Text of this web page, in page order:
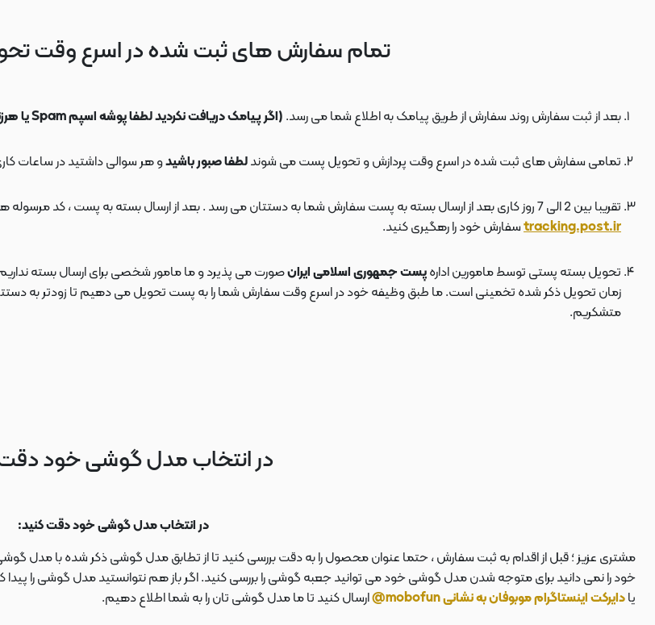
تمام سفارش های ثبت شده در اسرع وقت
بعد از ثبت سفارش روند سفارش از طریق پیامک به اطلاع شما می رسد. (اگر پیامک دریافت نکردید لطفا پوشه اسپم Spam یا هرزنامه گوشی خود را چک کنید)
تمامی سفارش های ثبت شده در اسرع وقت پردازش و تحویل پست می شوندلطفا صبور باشیدو هر سوالی داشتید در ساعات
تقریبا بین 2 الی 7 روز کاری بعد از ارسال بسته به پست سفارش شما به دستتان می رسد . بعد از ارسال بسته به پست ، کد مرسوله هم برای شما پیامک می شود که توسط آن می توانید در سایت پست به نشانی
tracking.post.irسفارش خود را رهگیری کنید.
تحویل بسته پستی توسط مامورین ادارهپست جمهوری اسلامی ایرانصورت می پذیرد و ما مامور شخصی برای ارسال بسته
زمان تحویل ذکر شده تخمینی است. ما طبق وظیفه خود در اسرع وقت سفارش شما را به پست تحویل می دهیم تا زودتر به دستتان
متشکریم.
در انتخاب مدل گوشی خود
در انتخاب مدل گوشی خود دقت کنید:
مشتری عزیز ؛ قبل از اقدام به ثبت سفارش ، حتما عنوان محصول را به دقت بررسی کنید تا از تطابق مدل گوشی ذکر شده با مدل
خود را نمی دانید برای متوجه شدن مدل گوشی خود می توانید جعبه گوشی را بررسی کنید. اگر باز هم نتوانستید مدل گوشی را
یادایرکت اینستاگرام موبوفان به نشانی mobofun@ ارسال کنید تا ما مدل گوشی تان را به شما اطلاع دهیم.